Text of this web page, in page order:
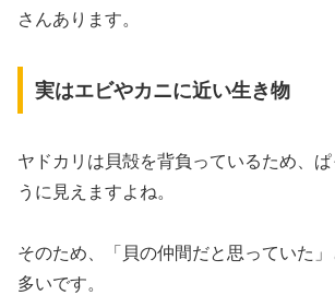
さんあります。
実はエビやカニに近い生き物
ヤドカリは貝殻を背負っているため、
うに見えますよね。
そのため、「貝の仲間だと思っていた
多いです。